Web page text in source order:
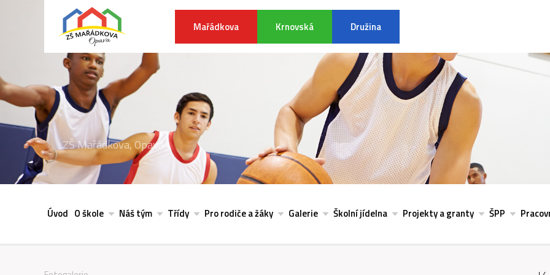
Mařádkova Krnovská Družina
ZŠ Mařádkova, Opava
Úvod O škole Náš tým Třídy Pro rodiče a žáky Galerie Školní jídelna Projekty a granty ŠPP